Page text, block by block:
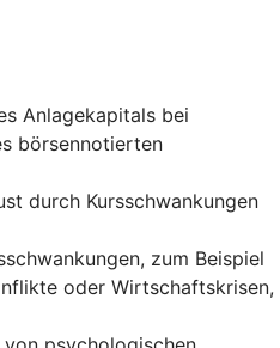
Anlagekapitals bei
börsennotierten
durch Kursschwankungen
zum Beispiel
oder Wirtschaftskrisen,